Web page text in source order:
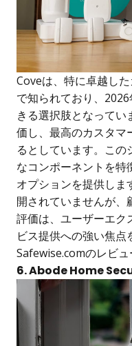
Coveは、特に卓越し
で知られており、
きる選択肢となって
価し、最高のカスタマ
るとしています。こ
なコンポーネントを特
オプションを提供しま
開されていませんが、
評価は、ユーザーエク
ビス提供への強い焦
Safewise.comのレビュ
6. Abode Home